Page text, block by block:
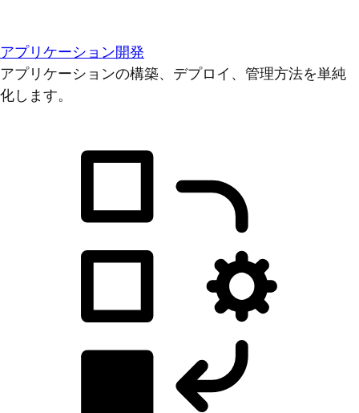
アプリケーション開発
アプリケーションの構築、デプロイ、管理方法を単純
化します。